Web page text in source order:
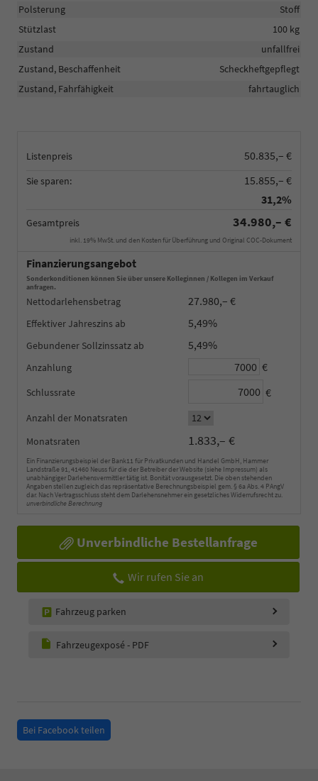
Listenpreis 50.835,– €
Sie sparen:
15.855,– €
31,2%
Gesamtpreis 34.980,– €
inkl. 19% MwSt. und den Kosten für Überführung und Original COC-Dokument
Finanzierungsangebot
Sonderkonditionen können Sie über unsere Kolleginnen / Kollegen im Verkauf
anfragen.
Nettodarlehensbetrag 27.980,– €
Effektiver Jahreszins 5,49%
Gebundener Sollzinssatz 5,49%
Anzahlung €
Schlussrate €
Anzahl der Monatsraten
Monatsraten
1.833,– €
Ein Finanzierungsbeispiel der Bank11 für Privatkunden und Handel GmbH, Hammer
Landstraße 91, 41460 Neuss für die der Betreiber der Website (siehe Impressum) als
unabhängiger Darlehensvermittler tätig ist. Bonität vorausgesetzt. Die oben stehenden
Angaben stellen zugleich das repräsentative Berechnungsbeispiel gem. § 6a Abs. 4 PAngV
dar. Nach Vertragsschluss steht dem Darlehensnehmer ein gesetzliches Widerrufsrecht zu.
unverbindliche Berechnung
Unverbindliche Bestellanfrage
Wir rufen Sie an
Fahrzeug parken
Fahrzeugexposé - PDF
Polsterung
Stoff
Stützlast
100 kg
Zustand
unfallfrei
Zustand, Beschaffenheit
Scheckheftgepflegt
Zustand, Fahrfähigkeit
fahrtauglich
Bei Facebook teilen